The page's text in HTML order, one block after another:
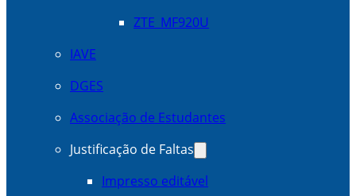
ZTE_MF920U
IAVE
DGES
Associação de Estudantes
Justificação de Faltas
Impresso editável